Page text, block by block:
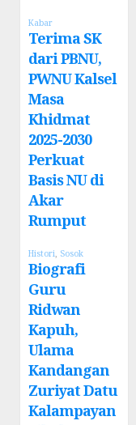
Kabar
Terima SK
dari PBNU,
PWNU Kalsel
Masa
Khidmat
2025-2030
Perkuat
Basis NU di
Akar
Rumput
Histori, Sosok
Biografi
Guru
Ridwan
Kapuh,
Ulama
Kandangan
Zuriyat Datu
Kalampayan